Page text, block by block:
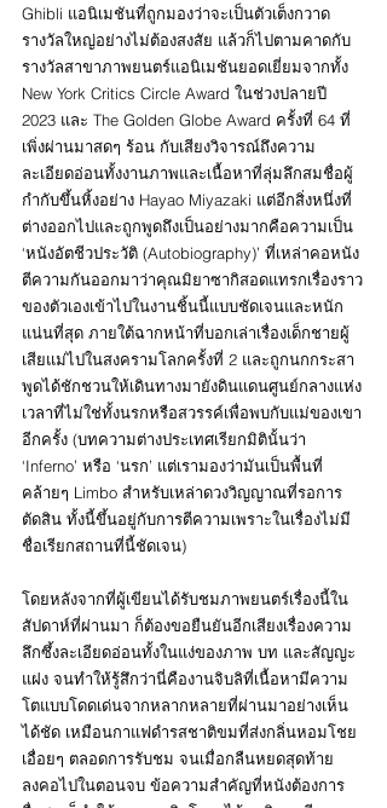
Ghibli แอนิเมชันที่ถูกมองว่าจะเป็นตัวเต็งกวาด
รางวัลใหญ่อย่างไม่ต้องสงสัย แล้วก็ไปตามคาดกับ
รางวัลสาขาภาพยนตร์แอนิเมชันยอดเยี่ยมจากทั้ง
New York Critics Circle Award ในช่วงปลายปี
2023 และ The Golden Globe Award ครั้งที่ 64 ที่
เพิ่งผ่านมาสดๆ ร้อน กับเสียงวิจารณ์ถึงความ
ละเอียดอ่อนทั้งงานภาพและเนื้อหาที่ลุ่มลึกสมชื่อผู้
กำกับขึ้นหิ้งอย่าง Hayao Miyazaki แต่อีกสิ่งหนึ่งที่
ต่างออกไปและถูกพูดถึงเป็นอย่างมากคือความเป็น
‘หนังอัตชีวประวัติ (Autobiography)’ ที่เหล่าคอหนัง
ตีความกันออกมาว่าคุณมิยาซากิสอดแทรกเรื่องราว
ของตัวเองเข้าไปในงานชิ้นนี้แบบชัดเจนและหนัก
แน่นที่สุด ภายใต้ฉากหน้าที่บอกเล่าเรื่องเด็กชายผู้
เสียแม่ไปในสงครามโลกครั้งที่ 2 และถูกนกกระสา
พูดได้ชักชวนให้เดินทางมายังดินแดนศูนย์กลางแห่ง
เวลาที่ไม่ใช่ทั้งนรกหรือสวรรค์เพื่อพบกับแม่ของเขา
อีกครั้ง (บทความต่างประเทศเรียกมิตินั้นว่า
‘Inferno’ หรือ ‘นรก’ แต่เรามองว่ามันเป็นพื้นที่
คล้ายๆ Limbo สำหรับเหล่าดวงวิญญาณที่รอการ
ตัดสิน ทั้งนี้ขึ้นอยู่กับการตีความเพราะในเรื่องไม่มี
ชื่อเรียกสถานที่นี้ชัดเจน)
โดยหลังจากที่ผู้เขียนได้รับชมภาพยนตร์เรื่องนี้ใน
สัปดาห์ที่ผ่านมา ก็ต้องขอยืนยันอีกเสียงเรื่องความ
ลึกซึ้งละเอียดอ่อนทั้งในแง่ของภาพ บท และสัญญะ
แฝง จนทำให้รู้สึกว่านี่คืองานจิบลิที่เนื้อหามีความ
โตแบบโดดเด่นจากหลากหลายที่ผ่านมาอย่างเห็น
ได้ชัด เหมือนกาแฟดำรสชาติขมที่ส่งกลิ่นหอมโชย
เอื่อยๆ ตลอดการรับชม จนเมื่อกลืนหยดสุดท้าย
ลงคอไปในตอนจบ ข้อความสำคัญที่หนังต้องการ